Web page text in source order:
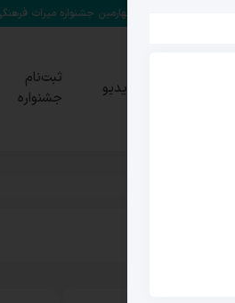
مهدی فرجی دبیر چهارمین جشنواره میراث فرهنگی شد
ویدیو
ثبت‌نام
جشنواره